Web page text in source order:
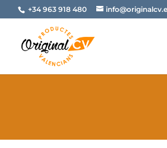
+34 963 918 480